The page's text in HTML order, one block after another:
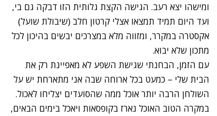
ומישהו יצא רעב. הגישה הקצת גלותית הזו דבקה גם בי,
ועד היום תמיד תמצאו אצלי קרטון חלב (שיבולת שועל)
אקסטרה במקרר, ומזווה מלא במצרכים יבשים בהיכון לכל
מתכון שלא יבוא.
עם הזמן, הבחנתי שגישת השפע לא מאפיינת רק את
הבית שלי – כמעט בכל ארוחה שבה אני מתארחת יש על
השולחן הרבה יותר אוכל ממה שהסועדים יצליחו לאכול.
במקרה הטוב האוכל נארז בקופסאות ויאכל בימים הבאים,